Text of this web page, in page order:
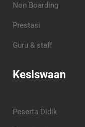
Non Boarding
Prestasi
Guru & staff
Kesiswaan
Peserta Didik